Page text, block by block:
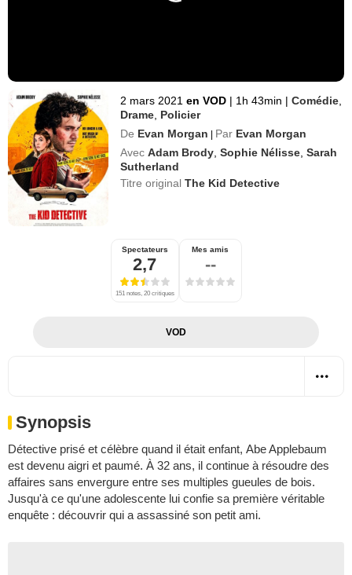
2 mars 2021 en VOD | 1h 43min | Comédie
Drame Policier
De Evan Morgan | Par Evan Morgan
Avec Adam Brody ,Sophie Nélisse ,Sarah
Sutherland
Titre originalThe Kid Detective
Spectateurs
2,7
151 notes, 20 critiques
Mes amis
--
VOD
Synopsis
Détective prisé et célèbre quand il était enfant, Abe Applebaum
est devenu aigri et paumé. À 32 ans, il continue à résoudre des
affaires sans envergure entre ses multiples gueules de bois.
Jusqu'à ce qu'une adolescente lui confie sa première véritable
enquête : découvrir qui a assassiné son petit ami.